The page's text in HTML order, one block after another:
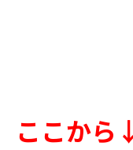
ここか